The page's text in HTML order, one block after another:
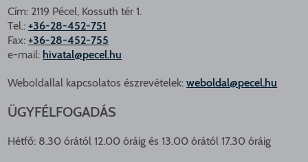
Cím: 2119 Pécel, Kossuth tér 1.
Tel.:+36-28-452-751
Fax:+36-28-452-755
e-mail: hivatal@pecel.hu
Weboldallal kapcsolatos észrevételek:weboldal@pecel.hu
ÜGYFÉLFOGADÁS
Hétfő: 8.30 órától 12.00 óráig és 13.00 órától 17.30 óráig